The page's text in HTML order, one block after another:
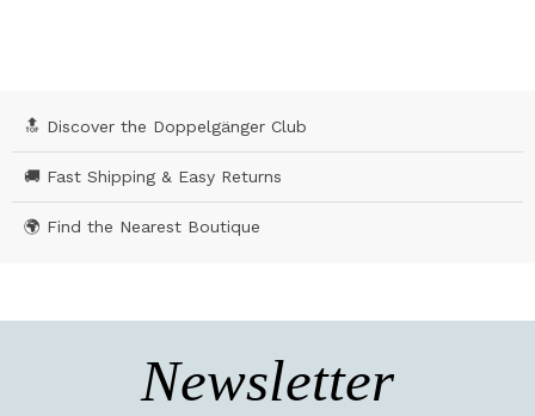
🔝 Discover the Doppelgänger Club
🚚 Fast Shipping & Easy Returns
🌍 Find the Nearest Boutique
Newsletter